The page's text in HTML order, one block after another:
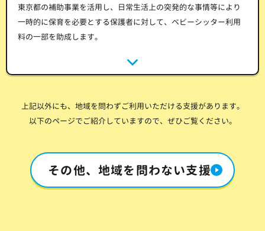
東京都の補助事業を活用し、日常生活上の突発的な事情等により
一時的に保育を必要とする保護者に対して、ベビーシッター利用
料の一部を助成します。
上記以外にも、地域を問わずご利用いただける支援があります。
以下のページでご紹介していますので、ぜひご覧ください。
その他、地域を問わない支援